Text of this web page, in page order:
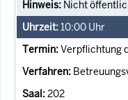
Nicht
10:00 Uhr
Verpflichtung
202